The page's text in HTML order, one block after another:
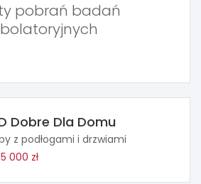
pobrań badań
Dobre Dla Domu
z podłogami i drzwiami
000 zł